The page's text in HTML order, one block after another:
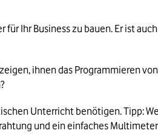
Ihr Business zu bauen. Er ist
ihnen das Programmieren von
Unterricht benötigen. Tipp:
und ein einfaches